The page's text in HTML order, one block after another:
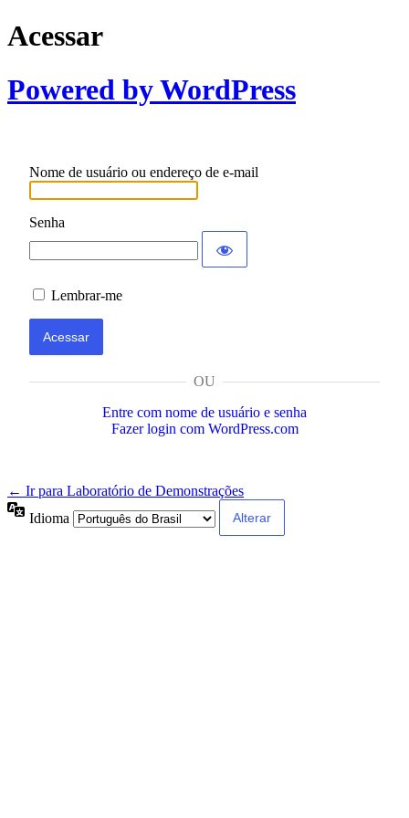
Acessar
Powered by WordPress
Nome de usuário ou endereço de e-mail
Senha
Lembrar-me
OU
Entre com nome de usuário e senha
Fazer login com WordPress.com
← Ir para Laboratório de Demonstrações
Idioma